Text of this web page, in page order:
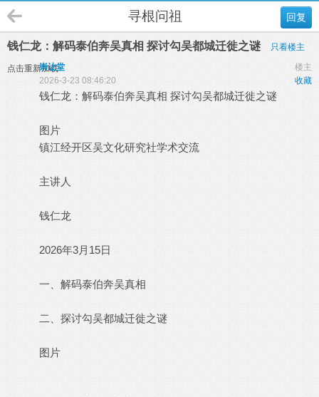
回复
寻根问祖
钱仁龙：解码泰伯奔吴真相 探讨勾吴都城迁徙之谜 只看楼主
点击重新加载 楼主
崇让堂
收藏
2026-3-23 08:46:20
钱仁龙：解码泰伯奔吴真相 探讨勾吴都城迁徙之谜
图片
镇江经开区吴文化研究社学术交流
主讲人
钱仁龙
2026年3月15日
一、解码泰伯奔吴真相
二、探讨勾吴都城迁徙之谜
图片